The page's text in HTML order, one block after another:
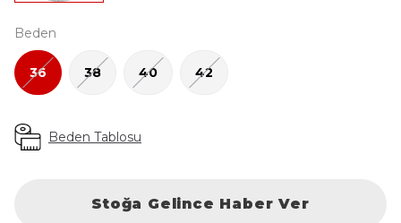
Beden
36 38 40 42
Beden Tablosu
Stoğa Gelince Haber Ver